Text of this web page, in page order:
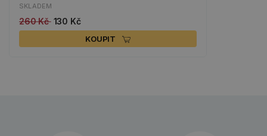
SKLADEM
260 Kč 130 Kč
KOUPIT